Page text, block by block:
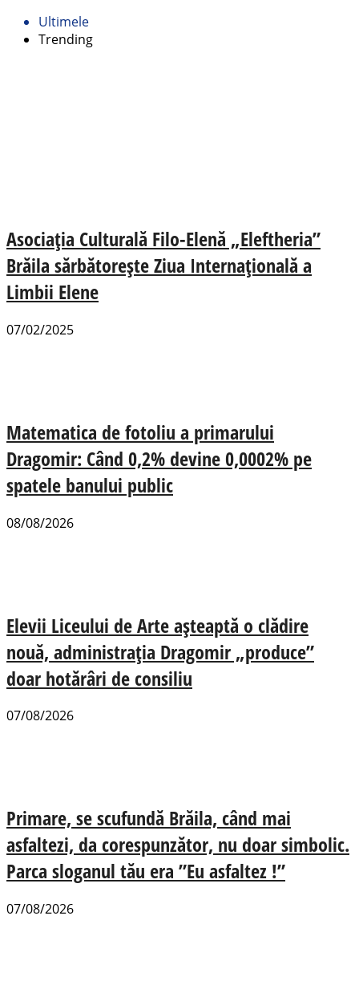
Ultimele
Trending
Asociația Culturală Filo-Elenă „Eleftheria”
Brăila sărbătorește Ziua Internațională a
Limbii Elene
07/02/2025
Matematica de fotoliu a primarului
Dragomir: Când 0,2% devine 0,0002% pe
spatele banului public
08/08/2026
Elevii Liceului de Arte așteaptă o clădire
nouă, administrația Dragomir „produce”
doar hotărâri de consiliu
07/08/2026
Primare, se scufundă Brăila, când mai
asfaltezi, da corespunzător, nu doar simbolic.
Parca sloganul tău era ”Eu asfaltez !”
07/08/2026